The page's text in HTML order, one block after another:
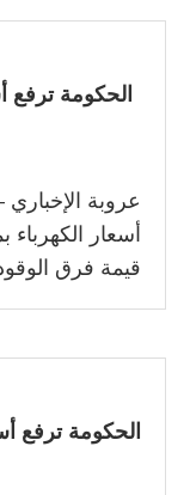
الحكومة ترفع
عروبة
أسعار
قيمة فرق الوقود لتصبح 15 فلساً
الحكومة ترفع